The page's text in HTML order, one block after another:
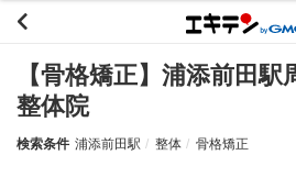
【骨格矯正】浦添前田
整体院
検索条件 浦添前田駅 整体 骨格矯正